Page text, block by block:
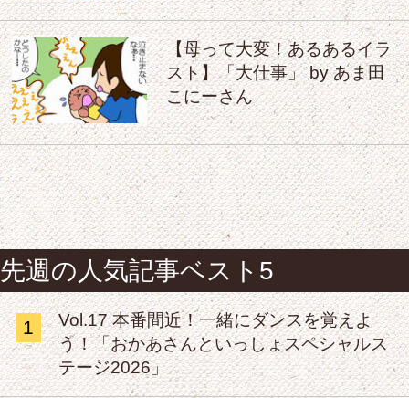
【母って大変！あるあるイラ
スト】「大仕事」 by あま田
こにーさん
先週の人気記事ベスト5
1
Vol.17 本番間近！一緒にダンスを覚えよ
う！「おかあさんといっしょスペシャルス
テージ2026」